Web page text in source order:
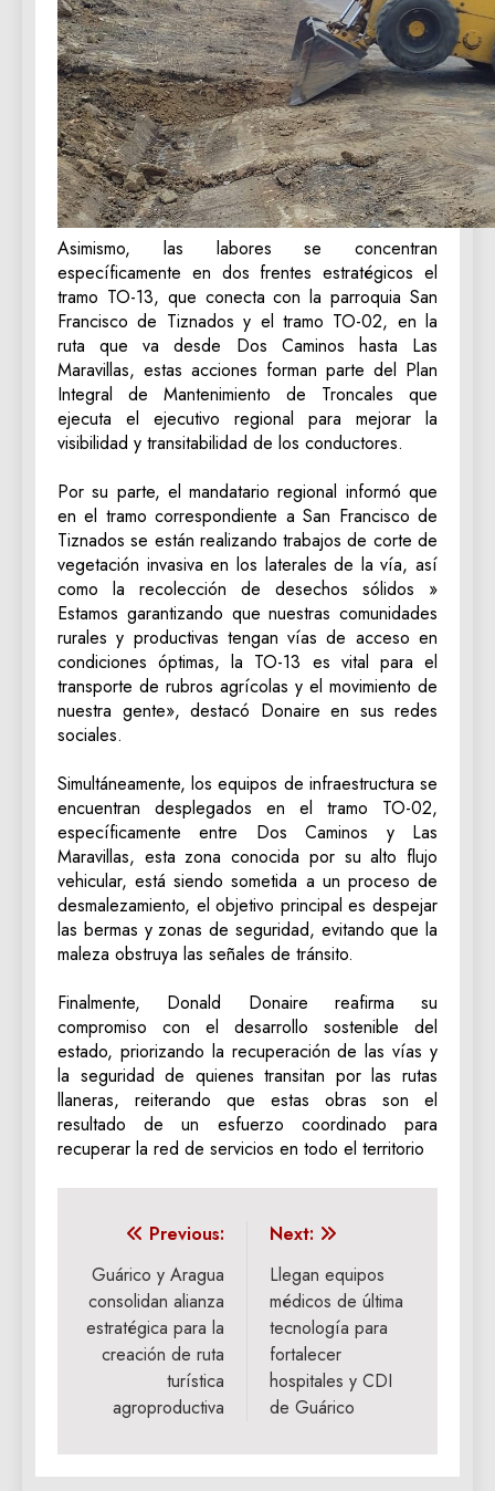
‎Asimismo, las labores se concentran
específicamente en dos frentes estratégicos el
tramo TO-13, que conecta con la parroquia San
Francisco de Tiznados y el tramo TO-02, en la
ruta que va desde Dos Caminos hasta Las
Maravillas, estas acciones forman parte del Plan
Integral de Mantenimiento de Troncales que
ejecuta el ejecutivo regional para mejorar la
visibilidad y transitabilidad de los conductores.
‎Por su parte, el mandatario regional informó que
en el tramo correspondiente a San Francisco de
Tiznados se están realizando trabajos de corte de
vegetación invasiva en los laterales de la vía, así
como la recolección de desechos sólidos »
Estamos garantizando que nuestras comunidades
rurales y productivas tengan vías de acceso en
condiciones óptimas, la TO-13 es vital para el
transporte de rubros agrícolas y el movimiento de
nuestra gente», destacó Donaire en sus redes
sociales.
‎Simultáneamente, los equipos de infraestructura se
encuentran desplegados en el tramo TO-02,
específicamente entre Dos Caminos y Las
Maravillas, esta zona conocida por su alto flujo
vehicular, está siendo sometida a un proceso de
desmalezamiento, el objetivo principal es despejar
las bermas y zonas de seguridad, evitando que la
maleza obstruya las señales de tránsito.
‎Finalmente, Donald Donaire reafirma su
compromiso con el desarrollo sostenible del
estado, priorizando la recuperación de las vías y
la seguridad de quienes transitan por las rutas
llaneras, reiterando que estas obras son el
resultado de un esfuerzo coordinado para
recuperar la red de servicios en todo el territorio
Navegación
de
entradas
Previous:
Guárico y Aragua
consolidan alianza
estratégica para la
creación de ruta
turística
agroproductiva
Next:
Llegan equipos
médicos de última
tecnología para
fortalecer
hospitales y CDI
de Guárico